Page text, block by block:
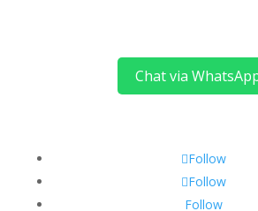
Chat via
Follow
Follow
Follow